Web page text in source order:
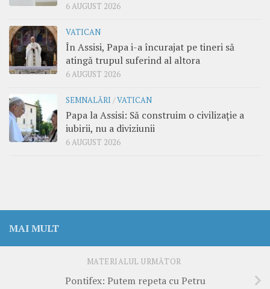
6 AUGUST 2026
VATICAN
În Assisi, Papa i-a încurajat pe tineri să
atingă trupul suferind al altora
6 AUGUST 2026
SEMNALĂRI /VATICAN
Papa la Assisi: Să construim o civilizație a
iubirii, nu a diviziunii
6 AUGUST 2026
MAI MULT
MATERIALUL URMĂTOR
Pontifex: Putem repeta cu Petru